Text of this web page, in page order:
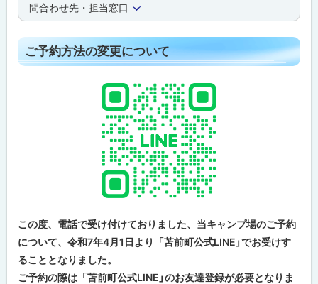
問合わせ先・担当窓口
ご予約方法の変更について
この度、電話で受け付けておりました、当キャンプ場のご予約
について、令和7年4月1日より「苫前町公式LINE」でお受けす
ることとなりました。
ご予約の際は「苫前町公式LINE」のお友達登録が必要となりま